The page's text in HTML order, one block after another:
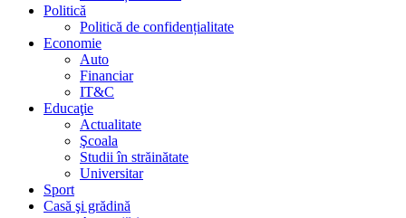
Politică
Politică de confidențialitate
Economie
Auto
Financiar
IT&C
Educaţie
Actualitate
Şcoala
Studii în străinătate
Universitar
Sport
Casă şi grădină